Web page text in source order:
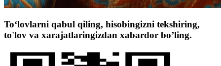
To‘lovlarni qabul qiling, hisobingizni tekshiring,
to'lov va xarajatlaringizdan xabardor bo’ling.